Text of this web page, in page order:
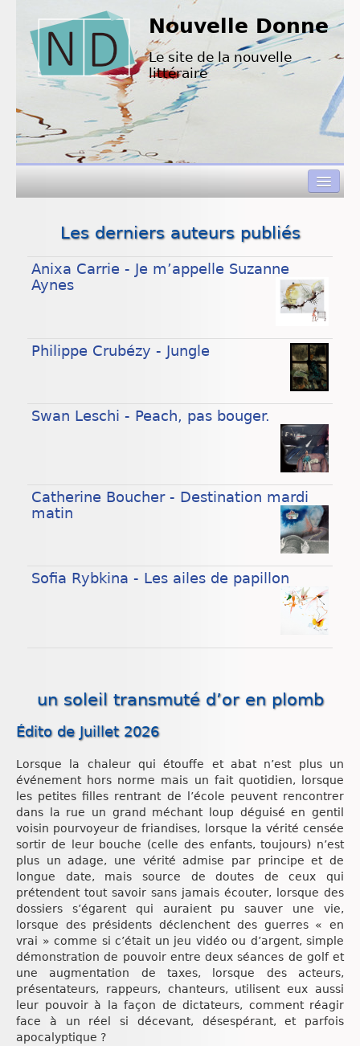
Nouvelle Donne
Le site de la nouvelle
littéraire
Concours de nouvelles
Appels à textes
Les derniers auteurs publiés
Anixa Carrie - Je m’appelle Suzanne
Aynes
Philippe Crubézy - Jungle
Swan Leschi - Peach, pas bouger.
Catherine Boucher - Destination mardi
matin
Sofia Rybkina - Les ailes de papillon
un soleil transmuté d’or en plomb
Édito de Juillet 2026
Lorsque la chaleur qui étouffe et abat n’est plus un
événement hors norme mais un fait quotidien, lorsque
les petites filles rentrant de l’école peuvent rencontrer
dans la rue un grand méchant loup déguisé en gentil
voisin pourvoyeur de friandises, lorsque la vérité censée
sortir de leur bouche (celle des enfants, toujours) n’est
plus un adage, une vérité admise par principe et de
longue date, mais source de doutes de ceux qui
prétendent tout savoir sans jamais écouter, lorsque des
dossiers s’égarent qui auraient pu sauver une vie,
lorsque des présidents déclenchent des guerres « en
vrai » comme si c’était un jeu vidéo ou d’argent, simple
démonstration de pouvoir entre deux séances de golf et
une augmentation de taxes, lorsque des acteurs,
présentateurs, rappeurs, chanteurs, utilisent eux aussi
leur pouvoir à la façon de dictateurs, comment réagir
face à un réel si décevant, désespérant, et parfois
apocalyptique ?